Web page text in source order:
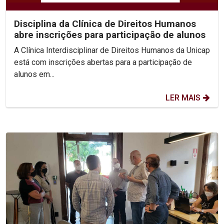
Disciplina da Clínica de Direitos Humanos
abre inscrições para participação de alunos
A Clínica Interdisciplinar de Direitos Humanos da Unicap
está com inscrições abertas para a participação de
alunos em...
LER MAIS